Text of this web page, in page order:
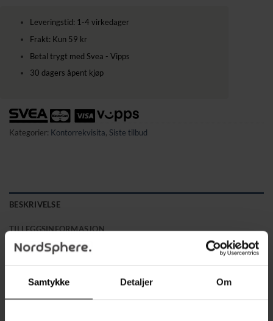
Samtykke Detaljer Om
Leveringstid: 1-4 virkedager
Frakt: Kun 59 kr
Betal trygt med Svea - Vipps
30 dagers åpent kjøp
Kategorier: Kontorrekvisita, Siste tilbud
BESKRIVELSE
TILLEGGSINFORMASJON
Beskytt større forsendelser på en enkel og profesjonell måte.
støtdempende bobleplast på innsiden, forsterkede